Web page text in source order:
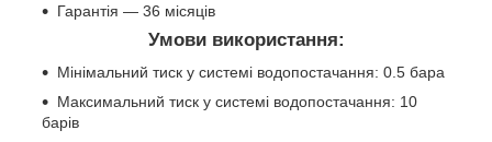
Гарантія — 36 місяців
Умови використання:
Мінімальний тиск у системі водопостачання: 0.5 бара
Максимальний тиск у системі водопостачання: 10
барів